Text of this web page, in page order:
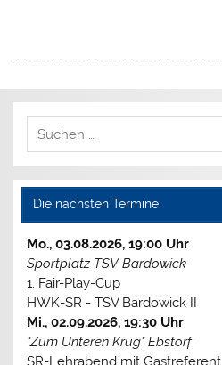
Die nächsten Termine:
Mo., 03.08.2026, 19:00 Uhr
Sportplatz TSV Bardowick
1. Fair-Play-Cup
HWK-SR - TSV Bardowick II
Mi., 02.09.2026, 19:30 Uhr
"Zum Unteren Krug" Ebstorf